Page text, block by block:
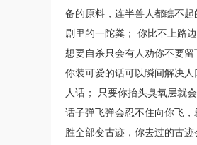
备的原料，连半兽人都瞧不
剧里的一陀粪； 你比不上路
想要自杀只会有人劝你不要
你装可爱的话可以瞬间解决
人话； 只要你抬头臭氧层就
话子弹飞弹会忍不住向你飞
胜全部变古迹，你去过的古